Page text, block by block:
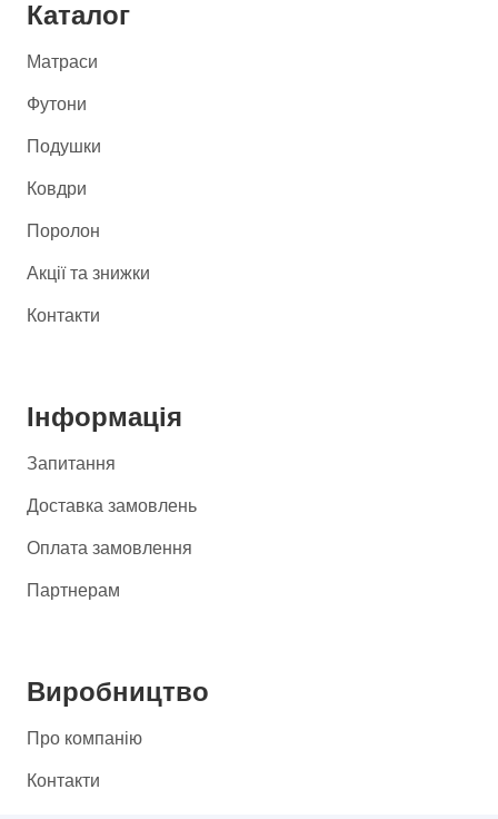
Каталог
Матраси
Футони
Подушки
Ковдри
Поролон
Акції та знижки
Контакти
Інформація
Запитання
Доставка замовлень
Оплата замовлення
Партнерам
Виробництво
Про компанію
Контакти